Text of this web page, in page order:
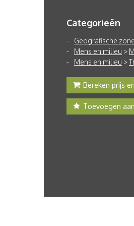
Categorieën
Geografische
Mens en milieu >
Mens en milieu >
Bereken prijs
Toevoegen